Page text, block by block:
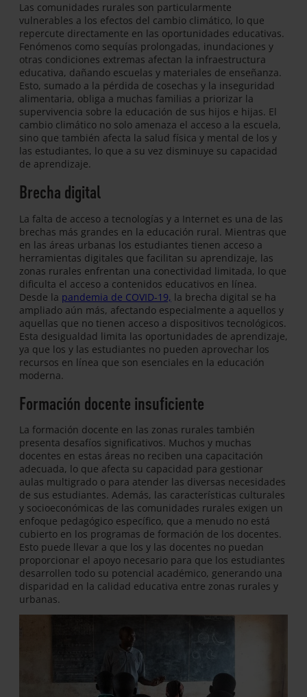
Las comunidades rurales son particularmente
vulnerables a los efectos del cambio climático, lo que
repercute directamente en las oportunidades educativas.
Fenómenos como sequías prolongadas, inundaciones y
otras condiciones extremas afectan la infraestructura
educativa, dañando escuelas y materiales de enseñanza.
Esto, sumado a la pérdida de cosechas y la inseguridad
alimentaria, obliga a muchas familias a priorizar la
supervivencia sobre la educación de sus hijos e hijas. El
cambio climático no solo amenaza el acceso a la escuela,
sino que también afecta la salud física y mental de los y
las estudiantes, lo que a su vez disminuye su capacidad
de aprendizaje.
Brecha digital
La falta de acceso a tecnologías y a Internet es una de las
brechas más grandes en la educación rural. Mientras que
en las áreas urbanas los estudiantes tienen acceso a
herramientas digitales que facilitan su aprendizaje, las
zonas rurales enfrentan una conectividad limitada, lo que
dificulta el acceso a contenidos educativos en línea.
Desde la pandemia de COVID-19, la brecha digital se ha
ampliado aún más, afectando especialmente a aquellos y
aquellas que no tienen acceso a dispositivos tecnológicos.
Esta desigualdad limita las oportunidades de aprendizaje,
ya que los y las estudiantes no pueden aprovechar los
recursos en línea que son esenciales en la educación
moderna.
Formación docente insuficiente
La formación docente en las zonas rurales también
presenta desafíos significativos. Muchos y muchas
docentes en estas áreas no reciben una capacitación
adecuada, lo que afecta su capacidad para gestionar
aulas multigrado o para atender las diversas necesidades
de sus estudiantes. Además, las características culturales
y socioeconómicas de las comunidades rurales exigen un
enfoque pedagógico específico, que a menudo no está
cubierto en los programas de formación de los docentes.
Esto puede llevar a que los y las docentes no puedan
proporcionar el apoyo necesario para que los estudiantes
desarrollen todo su potencial académico, generando una
disparidad en la calidad educativa entre zonas rurales y
urbanas.